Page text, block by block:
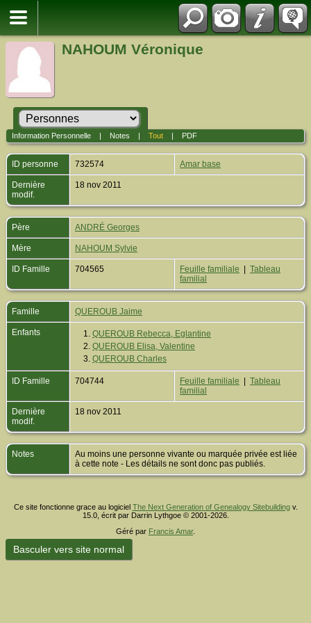
NAHOUM Véronique
Information Personnelle| Notes Tout| PDF
ID personne 732574 Amar base
Dernière
modif.
18 nov 2011
Père ANDRÉ Georges
Mère NAHOUM Sylvie
ID Famille 704565 Feuille familiale
Tableau
familial
Famille QUEROUB Jaime
Enfants 1. QUEROUB Rebecca, Eglantine
2. QUEROUB Elisa, Valentine
3. QUEROUB Charles
ID Famille 704744 Feuille familiale
Tableau
familial
Dernière
modif.
18 nov 2011
Notes
Au moins une personne vivante ou marquée privée est liée
à cette note - Les détails ne sont donc pas publiés.
Ce site fonctionne grace au logiciel The Next Generation of Genealogy Sitebuildingv.
15.0, écrit par Darrin Lythgoe © 2001-2026.
Géré par Francis Amar.
Basculer vers site normal